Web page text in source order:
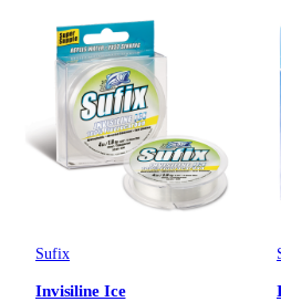
Sufix
Invisiline Ice